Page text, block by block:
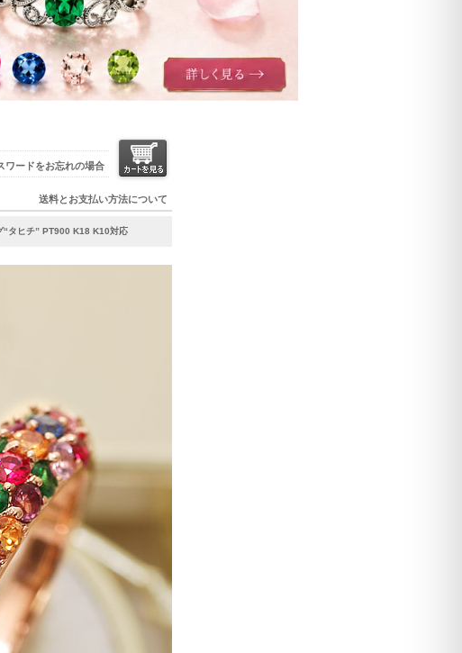
ワードをお忘れの場合
送料とお支払い方法について
“タヒチ” PT900 K18 K10対応